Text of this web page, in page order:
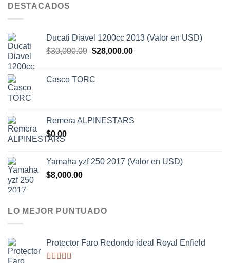
DESTACADOS
Ducati Diavel 1200cc 2013 (Valor en USD)
$30,000.00 El
era:
$28,000.00El
Casco TORC
Remera ALPINESTARS
$0.00
Yamaha yzf 250 2017 (Valor en USD)
$8,000.00
LO MEJOR PUNTUADO
Protector Faro Redondo ideal Royal Enfield